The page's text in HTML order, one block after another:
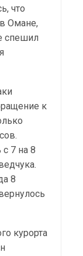
что
Омане,
спешил
к
7 на 8
8
курорта